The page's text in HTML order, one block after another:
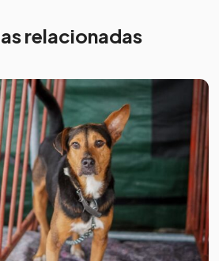
relacionadas